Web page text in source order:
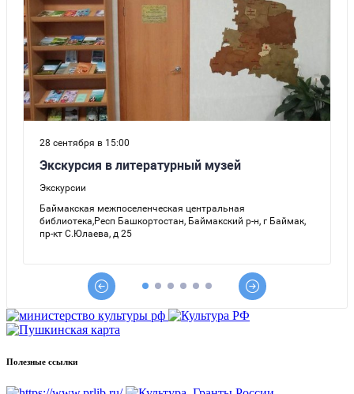
Полезные ссылки